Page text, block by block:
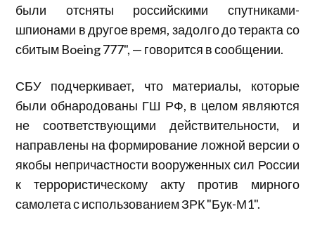
были отсняты российскими спутниками-
шпионами в другое время, задолго до теракта со
сбитым Boeing 777", — говорится в сообщении.
СБУ подчеркивает, что материалы, которые
были обнародованы ГШ РФ, в целом являются
не соответствующими действительности, и
направлены на формирование ложной версии о
якобы непричастности вооруженных сил России
к террористическому акту против мирного
самолета с использованием ЗРК "Бук-М1".